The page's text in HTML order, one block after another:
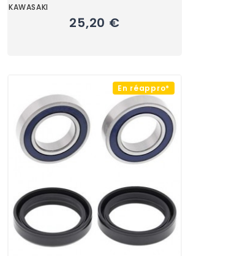
KAWASAKI
25,20 €
En réappro*